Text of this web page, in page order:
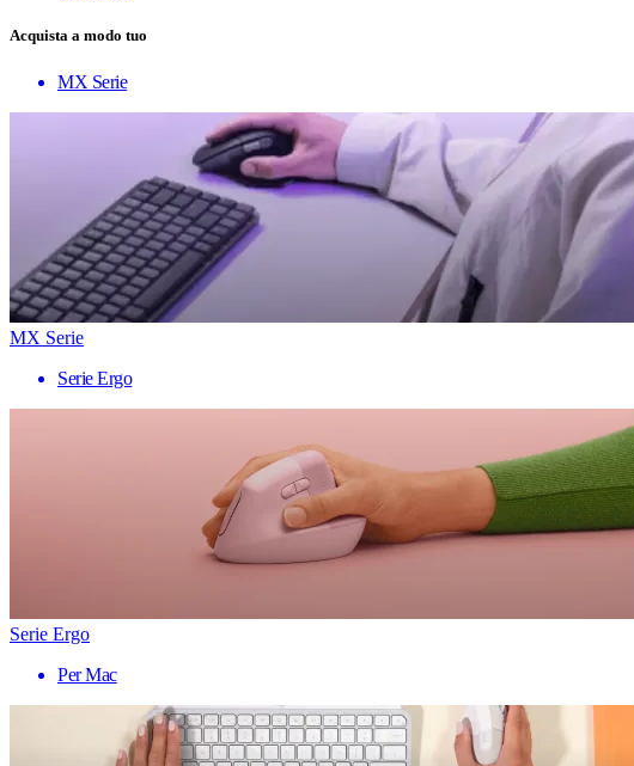
Acquista a modo tuo
MX Serie
MX Serie
Serie Ergo
Serie Ergo
Per Mac